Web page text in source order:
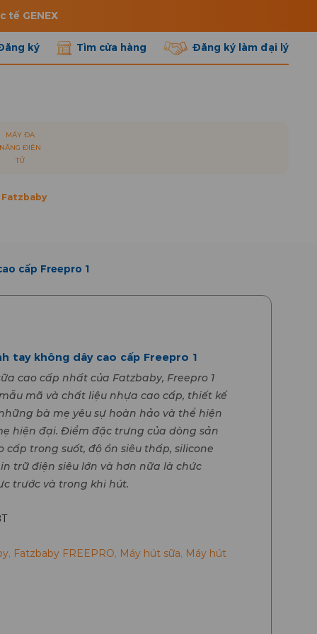
tế GENEX
ký Tìm cửa hàng Đăng ký làm đại lý
MÁY ĐA
NĂNG ĐIỆN
TỬ
cấp Freepro 1
tay không dây cao cấp Freepro 1
cao cấp nhất của Fatzbaby, Freepro 1
mã và chất liệu nhựa cao cấp, thiết kế
bà mẹ yêu sự hoàn hảo và thể hiện
hiện đại. Điểm đặc trưng của dòng sản
trong suốt, độ ồn siêu thấp, silicone
trữ điện siêu lớn và hơn nữa là chức
trước và trong khi hút.
, Fatzbaby FREEPRO, Máy hút sữa, Máy hút